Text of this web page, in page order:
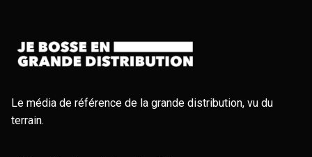
Le média de référence de la grande distribution, vu du
terrain.